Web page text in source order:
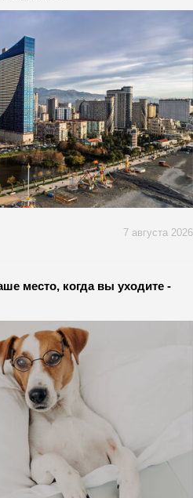
7 августа 2026
место, когда вы уходите -